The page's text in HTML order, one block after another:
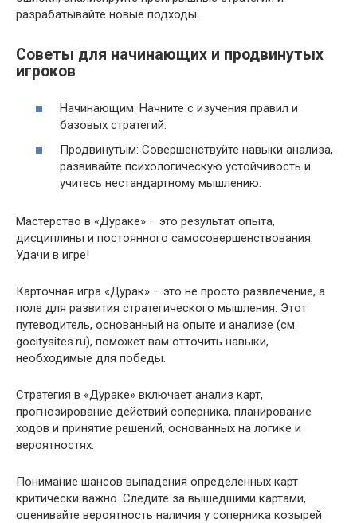
разрабатывайте новые подходы.
Советы для начинающих и продвинутых
игроков
Начинающим: Начните с изучения правил и
базовых стратегий.
Продвинутым: Совершенствуйте навыки анализа,
развивайте психологическую устойчивость и
учитесь нестандартному мышлению.
Мастерство в «Дураке» – это результат опыта,
дисциплины и постоянного самосовершенствования.
Удачи в игре!
Карточная игра «Дурак» – это не просто развлечение, а
поле для развития стратегического мышления. Этот
путеводитель, основанный на опыте и анализе (см.
gocitysites.ru), поможет вам отточить навыки,
необходимые для победы.
Стратегия в «Дураке» включает анализ карт,
прогнозирование действий соперника, планирование
ходов и принятие решений, основанных на логике и
вероятностях.
Понимание шансов выпадения определенных карт
критически важно. Следите за вышедшими картами,
оценивайте вероятность наличия у соперника козырей